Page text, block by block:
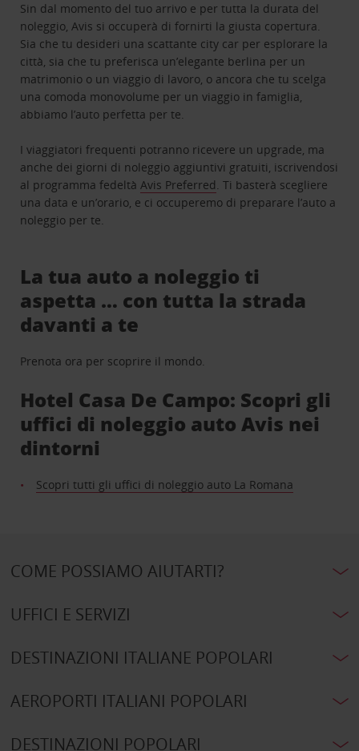
Sin dal momento del tuo arrivo e per tutta la durata del
noleggio, Avis si occuperà di fornirti la giusta copertura.
Sia che tu desideri una scattante city car per esplorare la
città, sia che tu preferisca un’elegante berlina per un
matrimonio o un viaggio di lavoro, o ancora che tu scelga
una comoda monovolume per un viaggio in famiglia,
abbiamo l’auto perfetta per te.
I viaggiatori frequenti potranno ricevere un upgrade, ma
anche dei giorni di noleggio aggiuntivi gratuiti, iscrivendosi
al programma fedeltàAvis Preferred. Ti basterà scegliere
una data e un’orario, e ci occuperemo di preparare l’auto a
noleggio per te.
La tua auto a noleggio ti
aspetta … con tutta la strada
davanti a te
Prenota ora per scoprire il mondo.
Hotel Casa De Campo: Scopri gli
uffici di noleggio auto Avis nei
dintorni
Scopri tutti gli uffici di noleggio auto La Romana
COME POSSIAMO AIUTARTI?
UFFICI E SERVIZI
DESTINAZIONI ITALIANE POPOLARI
AEROPORTI ITALIANI POPOLARI
DESTINAZIONI POPOLARI